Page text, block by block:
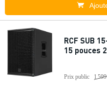
RCF SUB
15 pouces
Prix public 1